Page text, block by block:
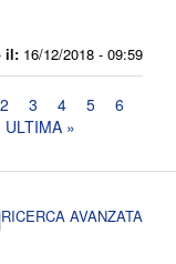
il: 16/12/2018 - 09:59
2 3 4 5
6
ULTIMA »
RICERCA AVANZATA